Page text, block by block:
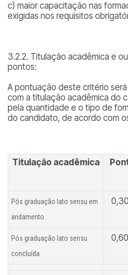
c) maior capacitação nas
exigidas nos requisitos
3.2.2. Titulação acadêmica e
pontos:
A pontuação deste critério
com a titulação acadêmica do
pela quantidade e o tipo de
do candidato, de acordo com
Titulação acadêmica
Pós graduação lato sensu em
andamento
Pós graduação lato sensu
concluída